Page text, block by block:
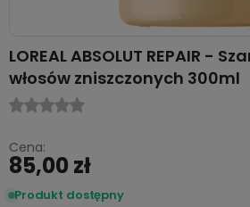
LOREAL ABSOLUT REPAIR -
włosów zniszczonych 300ml
Cena:
85,00 zł
Produkt dostępny